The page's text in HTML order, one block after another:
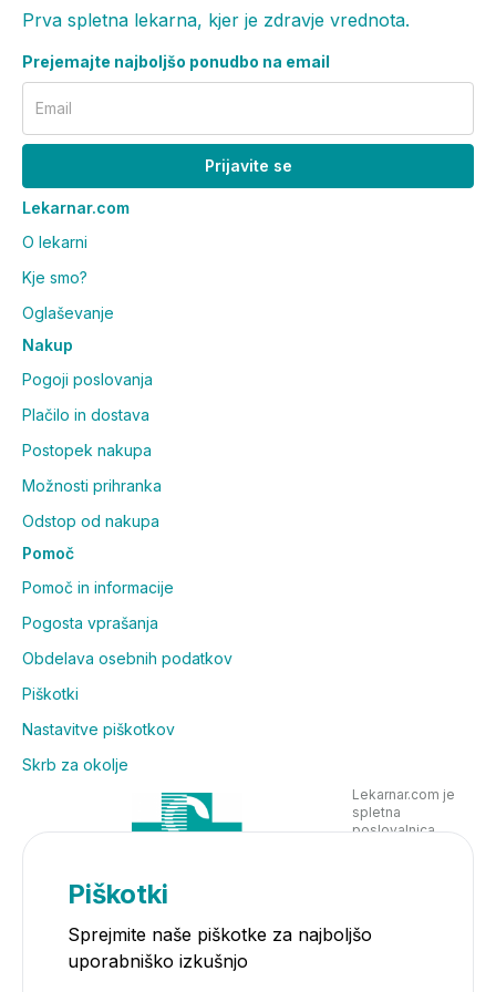
Prva spletna lekarna, kjer je zdravje vrednota.
Prejemajte najboljšo ponudbo na email
Email
Prijavite se
Lekarnar.com
O lekarni
Kje smo?
Oglaševanje
Nakup
Pogoji poslovanja
Plačilo in dostava
Postopek nakupa
Možnosti prihranka
Odstop od nakupa
Pomoč
Pomoč in informacije
Pogosta vprašanja
Obdelava osebnih podatkov
Piškotki
Nastavitve piškotkov
Skrb za okolje
Lekarnar.com je
spletna
poslovalnica
Piškotki
Sprejmite naše piškotke za najboljšo
uporabniško izkušnjo